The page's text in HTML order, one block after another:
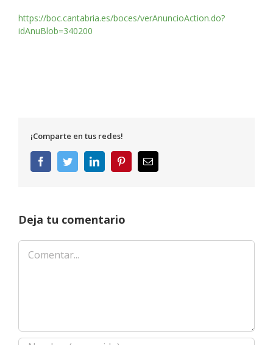
https://boc.cantabria.es/boces/verAnuncioAction.do?
idAnuBlob=340200
¡Comparte en tus redes!
FacebookTwitterLinkedInPinterestCorreo
electrónico
Deja tu comentario
Comentar